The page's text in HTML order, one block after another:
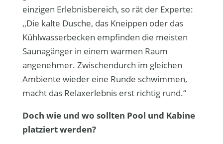
einzigen Erlebnisbereich, so rät der Experte:
,,Die kalte Dusche, das Kneippen oder das
Kühlwasserbecken empfinden die meis­ten
Saunagänger in einem warmen Raum
angenehmer. Zwischendurch im gleichen
Ambiente wieder eine Runde schwimmen,
macht das Relax­erlebnis erst richtig rund.“
Doch wie und wo sollten Pool und Kabine
platziert werden?